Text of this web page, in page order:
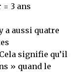
3 ans
a aussi quatre
signifie qu’il
» quand le